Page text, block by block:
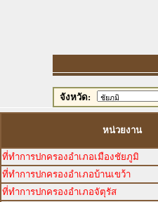
จังหวัด:
หน่วยงาน
ที่ทำการปกครองอำเภอเมืองชัยภูมิ
ที่ทำการปกครองอำเภอบ้านเขว้า
ที่ทำการปกครองอำเภอจัตุรัส